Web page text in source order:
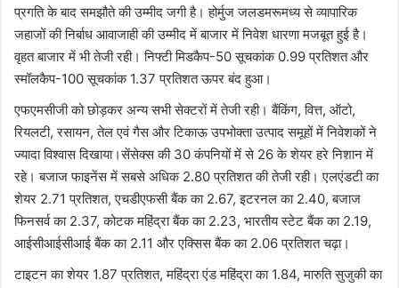
प्रगति के बाद समझौते की उम्मीद जगी है। होर्मुज जलडमरूमध्य से व्यापारिक
जहाजों की निर्बाध आवाजाही की उम्मीद में बाजार में निवेश धारणा मजबूत हुई है।
वृहत बाजार में भी तेजी रही। निफ्टी मिडकैप-50 सूचकांक 0.99 प्रतिशत और
स्मॉलकैप-100 सूचकांक 1.37 प्रतिशत ऊपर बंद हुआ।
एफएमसीजी को छोड़कर अन्य सभी सेक्टरों में तेजी रही। बैंकिंग, वित्त, ऑटो,
रियलटी, रसायन, तेल एवं गैस और टिकाऊ उपभोक्ता उत्पाद समूहों में निवेशकों ने
ज्यादा विश्वास दिखाया।सेंसेक्स की 30 कंपनियों में से 26 के शेयर हरे निशान में
रहे। बजाज फाइनेंस में सबसे अधिक 2.80 प्रतिशत की तेजी रही। एलएंडटी का
शेयर 2.71 प्रतिशत, एचडीएफसी बैंक का 2.67, इटरनल का 2.40, बजाज
फिनसर्व का 2.37, कोटक महिंद्रा बैंक का 2.23, भारतीय स्टेट बैंक का 2.19,
आईसीआईसीआई बैंक का 2.11 और एक्सिस बैंक का 2.06 प्रतिशत चढ़ा।
टाइटन का शेयर 1.87 प्रतिशत, महिंद्रा एंड महिंद्रा का 1.84, मारुति सुजुकी का